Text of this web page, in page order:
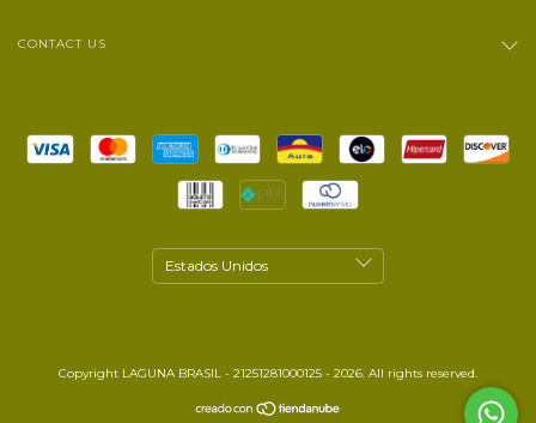
CONTACT US
Copyright LAGUNA BRASIL - 21251281000125 - 2026. All rights reserved.